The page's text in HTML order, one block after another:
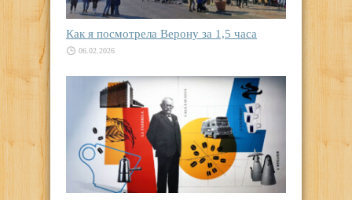
Как я посмотрела Верону за 1,5 часа
06.02.2026